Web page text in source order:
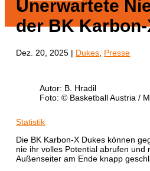
Unerwartete
der BK
Dez. 20, 2025 | Dukes Presse
Autor: B. Hradil
Foto: © Basketball Austria /
Statistik
Die BK Karbon-X Dukes können
nie ihr volles Potential abrufen und
Außenseiter am Ende knapp